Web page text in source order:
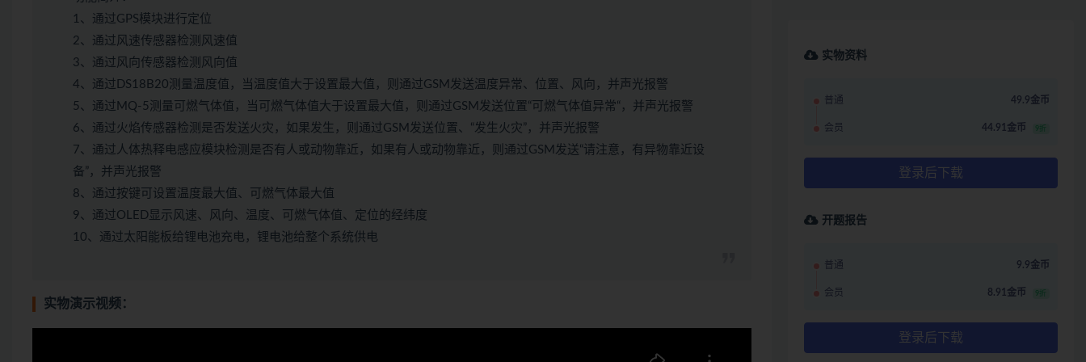
1、通过GPS模块进行定位
2、通过风速传感器检测风速值
3、通过风向传感器检测风向值
4、通过DS18B20测量温度值，当温度值大于设置最大值，则通过GSM发送温度异常、位置、风向，并声光报警
5、通过MQ-5测量可燃气体值，当可燃气体值大于设置最大值，则通过GSM发送位置“可燃气体值异常“，并声光报警
6、通过火焰传感器检测是否发送火灾，如果发生，则通过GSM发送位置、“发生火灾”，并声光报警
7、通过人体热释电感应模块检测是否有人或动物靠近，如果有人或动物靠近，则通过GSM发送“请注意，有异物靠近设
备”，并声光报警
8、通过按键可设置温度最大值、可燃气体最大值
9、通过OLED显示风速、风向、温度、可燃气体值、定位的经纬度
10、通过太阳能板给锂电池充电，锂电池给整个系统供电
实物演示视频：
实物资料
普通 49.9金币
会员 44.91金币 9折
登录后下载
开题报告
普通 9.9金币
会员 8.91金币 9折
登录后下载